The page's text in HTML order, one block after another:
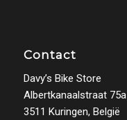
Contact
Davy’s Bike Store
Albertkanaalstraat 75a
3511 Kuringen, België